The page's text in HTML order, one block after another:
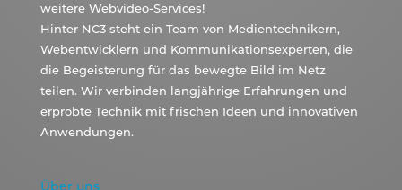
weitere Webvideo-Services!
Hinter NC3 steht ein Team von Medientechnikern,
Webentwicklern und Kommunikationsexperten, die
die Begeisterung für das bewegte Bild im Netz
teilen. Wir verbinden langjährige Erfahrungen und
erprobte Technik mit frischen Ideen und innovativen
Anwendungen.
Über uns